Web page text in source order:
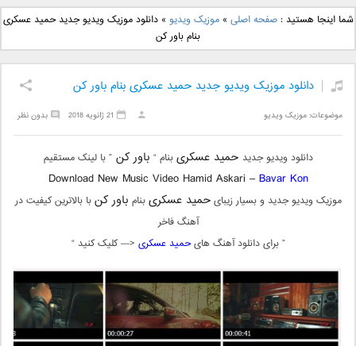
دانلود آهنگ جدید بهنام
بانی بنام قرص قمر 2
دانلود آهنگ جدید علی
یاسینی بنام دورترین نزدیک
شما اینجا هستید :صفحه اصلی »موزیک ویدیو »دانلود موزیک ویدیو جدید حمید عسکری
بنام باور کن
دانلود موزیک ویدیو جدید حمید عسکری بنام باور کن
موضوعات:موزیک ویدیو بدون نظر 21 ژانویه 2018
دانلود ویدیو جدید حمید عسکریبنام “ باور کن” با لینک مستقیم
Download New Music Video Hamid Askari –Bavar Kon
موزیک ویدیو جدید و بسیار زیبایحمید عسکریبنام باور کنبا بالاترین کیفیت در
آهنگ فاخر
” برای دانلود آهنگ هایحمید عسکری <— کلیک کنید “